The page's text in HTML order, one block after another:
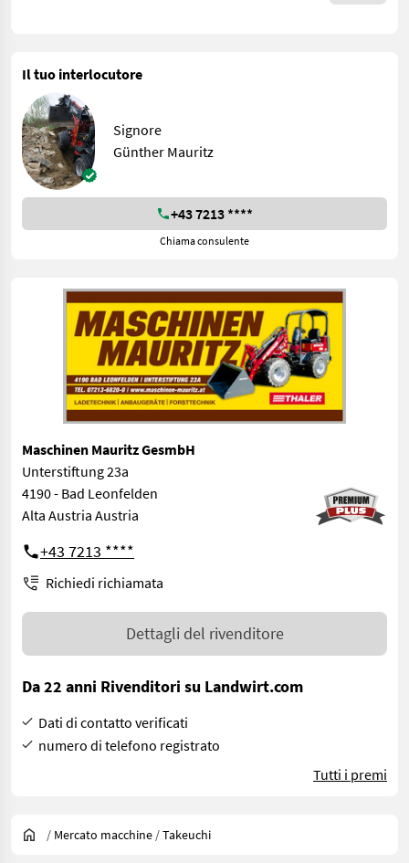
Il tuo interlocutore
Signore
Günther Mauritz
+43 7213 ****
Chiama consulente
Maschinen Mauritz GesmbH
Unterstiftung 23a
4190 - Bad Leonfelden
Alta Austria Austria
+43 7213 ****
Richiedi richiamata
Dettagli del rivenditore
Da 22 anni Rivenditori su Landwirt.com
Dati di contatto verificati
numero di telefono registrato
Tutti i premi
/ Mercato macchine /Takeuchi